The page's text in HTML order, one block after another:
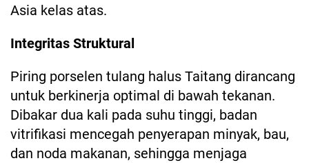
Asia kelas atas.
Integritas Struktural
Piring porselen tulang halus Taitang dirancang
untuk berkinerja optimal di bawah tekanan.
Dibakar dua kali pada suhu tinggi, badan
vitrifikasi mencegah penyerapan minyak, bau,
dan noda makanan, sehingga menjaga